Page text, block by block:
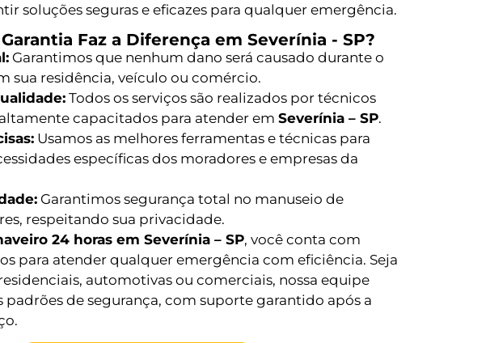
soluções seguras e eficazes para qualquer emergência.
Faz a Diferença em Severínia - SP?
Garantimos que nenhum dano será causado durante o
sua residência, veículo ou comércio.
Todos os serviços são realizados por técnicos
capacitados para atender em Severínia – SP.
Usamos as melhores ferramentas e técnicas para
específicas dos moradores e empresas da
Garantimos segurança total no manuseio de
respeitando sua privacidade.
24 horas em Severínia – SP, você conta com
para atender qualquer emergência com eficiência. Seja
automotivas ou comerciais, nossa equipe
padrões de segurança, com suporte garantido após a